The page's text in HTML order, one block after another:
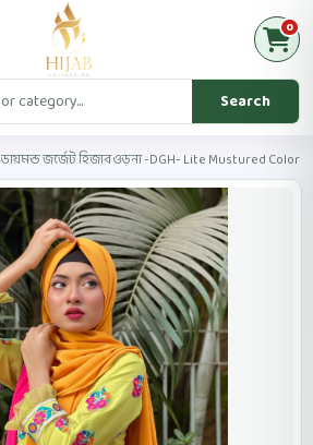
Search
0
ডায়মন্ড জর্জেট হিজাব ওড়না -DGH- Lite Mustured Color